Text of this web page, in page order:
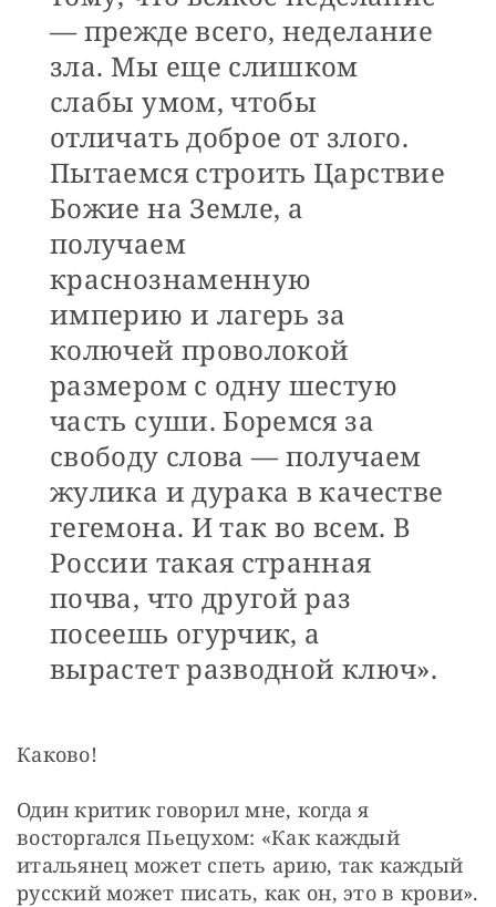
— прежде всего, неделание
зла. Мы еще слишком
слабы умом, чтобы
отличать доброе от злого.
Пытаемся строить Царствие
Божие на Земле, а
получаем
краснознаменную
империю и лагерь за
колючей проволокой
размером с одну шестую
часть суши. Боремся за
свободу слова — получаем
жулика и дурака в качестве
гегемона. И так во всем. В
России такая странная
почва, что другой раз
посеешь огурчик, а
вырастет разводной ключ».
Каково!
Один критик говорил мне, когда я
восторгался Пьецухом: «Как каждый
итальянец может спеть арию, так каждый
русский может писать, как он, это в крови».